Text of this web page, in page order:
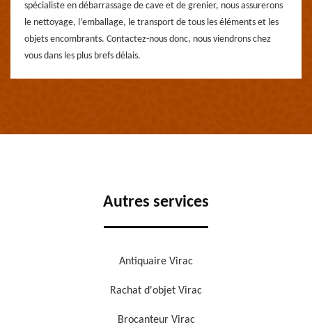
spécialiste en débarrassage de cave et de grenier, nous assurerons
le nettoyage, l’emballage, le transport de tous les éléments et les
objets encombrants. Contactez-nous donc, nous viendrons chez
vous dans les plus brefs délais.
Autres services
Antiquaire Virac
Rachat d'objet Virac
Brocanteur Virac